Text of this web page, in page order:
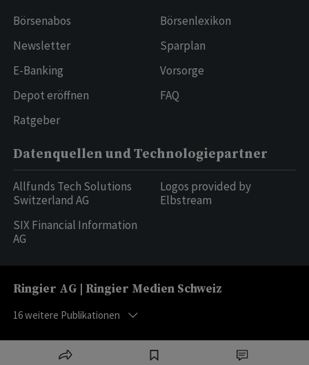
Börsenabos
Newsletter
E-Banking
Depot eröffnen
Ratgeber
Börsenlexikon
Sparplan
Vorsorge
FAQ
Datenquellen und Technologiepartner
Allfunds Tech Solutions
Switzerland AG
SIX Financial Information
AG
Logos provided by
Elbstream
Ringier AG | Ringier Medien Schweiz
16weitere Publikationen